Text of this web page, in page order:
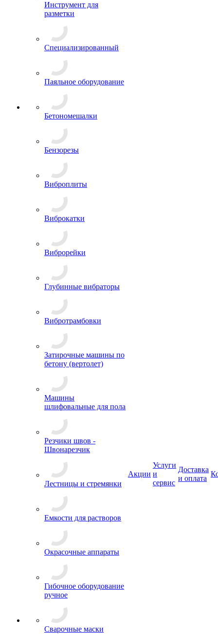
Инструмент для
разметки
Специализированный
Паяльное оборудование
Бетономешалки
Бензорезы
Виброплиты
Виброкатки
Виброрейки
Глубинные вибраторы
Вибротрамбовки
Затирочные машины по
бетону (вертолет)
Машины
шлифовальные для пола
Резчики швов -
Швонарезчик
Лестницы и стремянки
Емкости для растворов
Окрасочные аппараты
Гибочное оборудование
ручное
Сварочные маски
Акции
Услуги
и
сервис
Доставка
и оплата